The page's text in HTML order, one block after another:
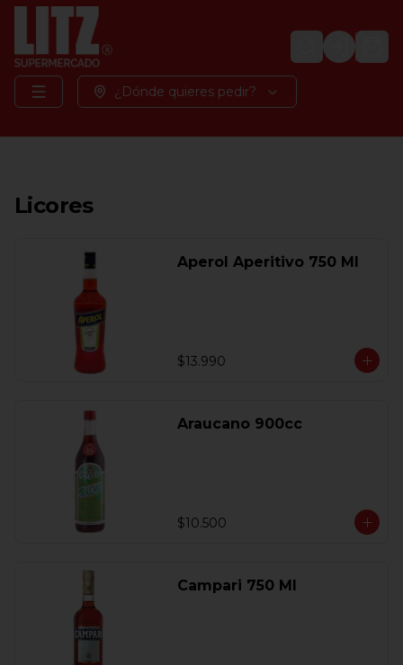
Login
¿Dónde quieres pedir?
Licores
Aperol Aperitivo 750 Ml
$13.990
Araucano 900cc
$10.500
Campari 750 Ml